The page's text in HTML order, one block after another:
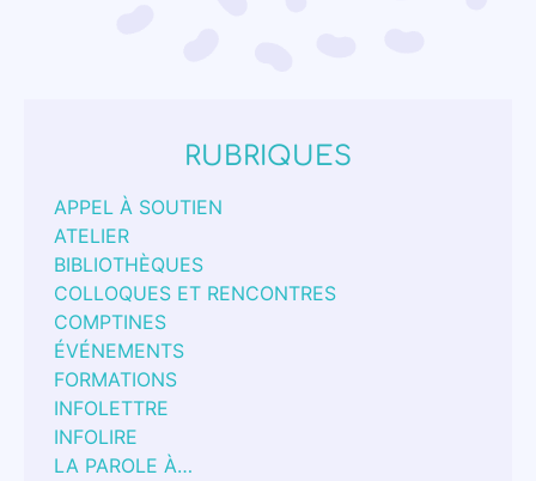
RUBRIQUES
APPEL À SOUTIEN
ATELIER
BIBLIOTHÈQUES
COLLOQUES ET RENCONTRES
COMPTINES
ÉVÉNEMENTS
FORMATIONS
INFOLETTRE
INFOLIRE
LA PAROLE À…